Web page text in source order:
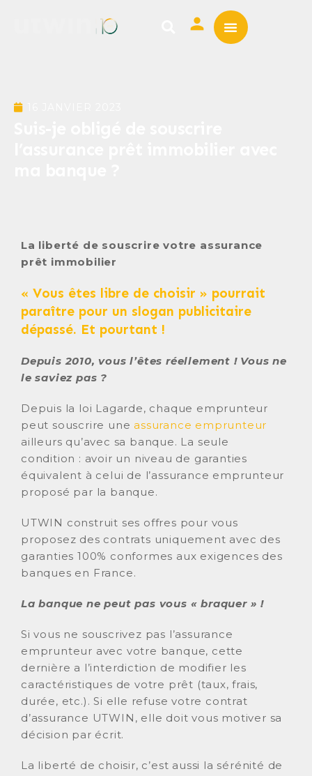
La liberté de souscrire votre assurance
prêt immobilier
« Vous êtes libre de choisir » pourrait
paraître pour un slogan publicitaire
dépassé. Et pourtant !
Depuis 2010, vous l’êtes réellement ! Vous ne
le saviez pas ?
Depuis la loi Lagarde, chaque emprunteur
peut souscrire une assurance emprunteur
ailleurs qu’avec sa banque. La seule
condition : avoir un niveau de garanties
équivalent à celui de l’assurance emprunteur
proposé par la banque.
UTWIN construit ses offres pour vous
proposez des contrats uniquement avec des
garanties 100% conformes aux exigences des
banques en France.
La banque ne peut pas vous « braquer » !
Si vous ne souscrivez pas l’assurance
emprunteur avec votre banque, cette
dernière a l’interdiction de modifier les
caractéristiques de votre prêt (taux, frais,
durée, etc.). Si elle refuse votre contrat
d’assurance UTWIN, elle doit vous motiver sa
décision par écrit.
La liberté de choisir, c’est aussi la sérénité de